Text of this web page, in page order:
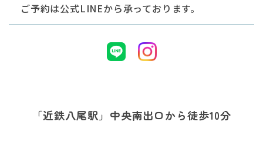
ご予約は公式LINEから承っております。
「近鉄八尾駅」中央南出口から徒歩10分